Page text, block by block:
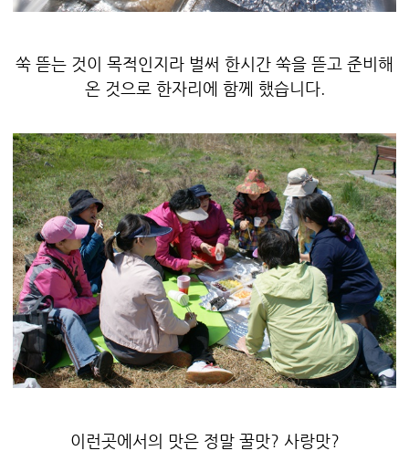
쑥 뜯는 것이 목적인지라 벌써 한시간 쑥을 뜯고 준비해
온 것으로 한자리에 함께 했습니다.
이런곳에서의 맛은 정말 꿀맛? 사랑맛?